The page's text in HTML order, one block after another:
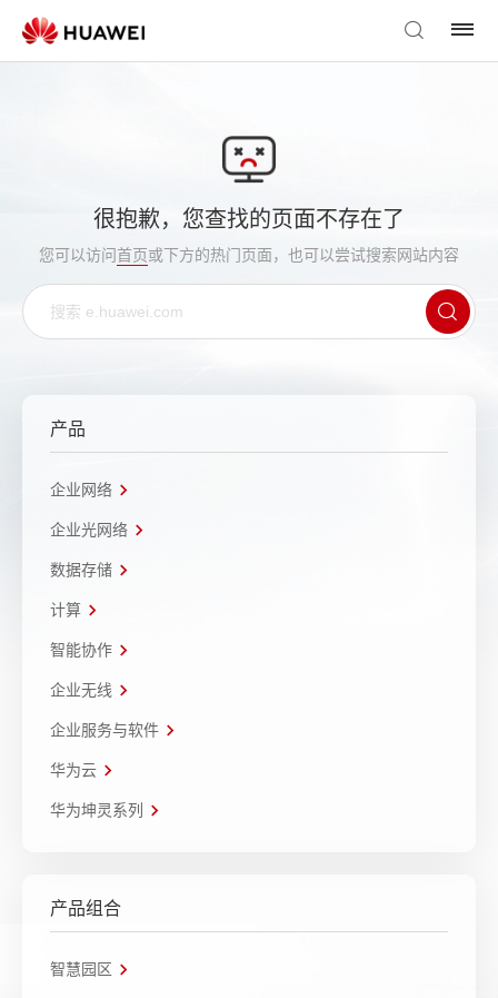
很抱歉，您查找的页面不存在了
您可以访问首页或下方的热门页面，也可以尝试搜索网站内容
产品
企业网络
企业光网络
数据存储
计算
智能协作
企业无线
企业服务与软件
华为云
华为坤灵系列
产品组合
智慧园区